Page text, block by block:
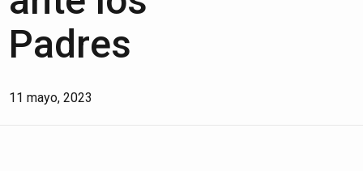
Padres
11 mayo, 2023